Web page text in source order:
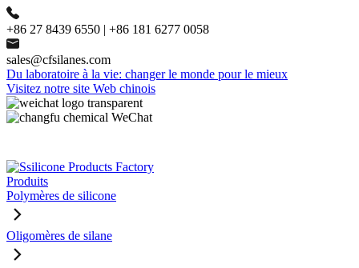
+86 27 8439 6550 | +86 181 6277 0058
sales@cfsilanes.com
Du laboratoire à la vie: changer le monde pour le mieux
Visitez notre site Web chinois
Produits
Polymères de silicone
Oligomères de silane